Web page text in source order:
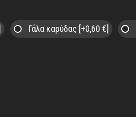
Γάλα καρύδας [+0,60 €]